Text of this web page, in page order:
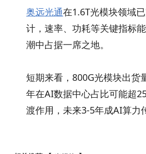
奥远光通在1.6T光模块领域
计，速率、功耗等关键指标
潮中占据一席之地。
短期来看，800G光模块出货
年在AI数据中心占比可能超
渡作用，未来3-5年成AI算力